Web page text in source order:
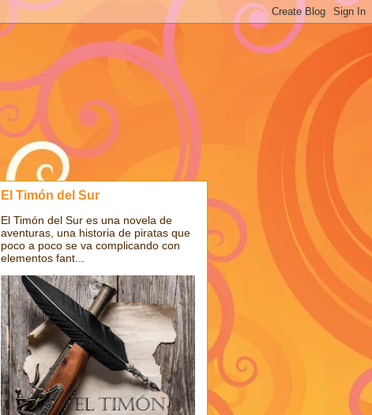
El Timón del Sur
El Timón del Sur es una novela de
aventuras, una historia de piratas que
poco a poco se va complicando con
elementos fant...